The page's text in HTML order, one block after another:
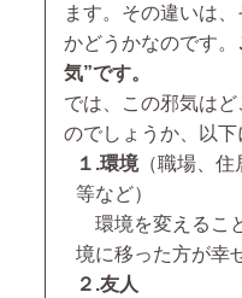
ます。その違いは
かどうかなのです。
気”です。
では、この邪気は
のでしょうか、以下
１.環境（職場、住
等など）
環境を変えるこ
境に移った方が幸
２.友人